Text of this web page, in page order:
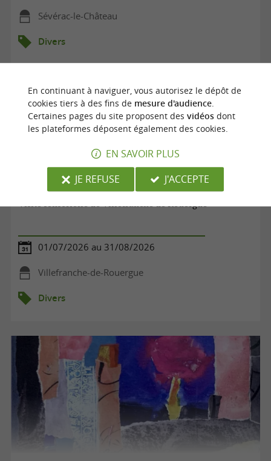
Sévérac-le-Château
Divers
Visite sensorielle de Villefranche de Rouergue
01/07/2026 au 31/08/2026
Villefranche-de-Rouergue
Divers
En continuant à naviguer, vous autorisez le dépôt de
cookies tiers à des fins de mesure d'audience.
Certaines pages du site proposent des vidéosdont
les plateformes déposent également des cookies.
EN SAVOIR PLUS
JE REFUSE
J'ACCEPTE